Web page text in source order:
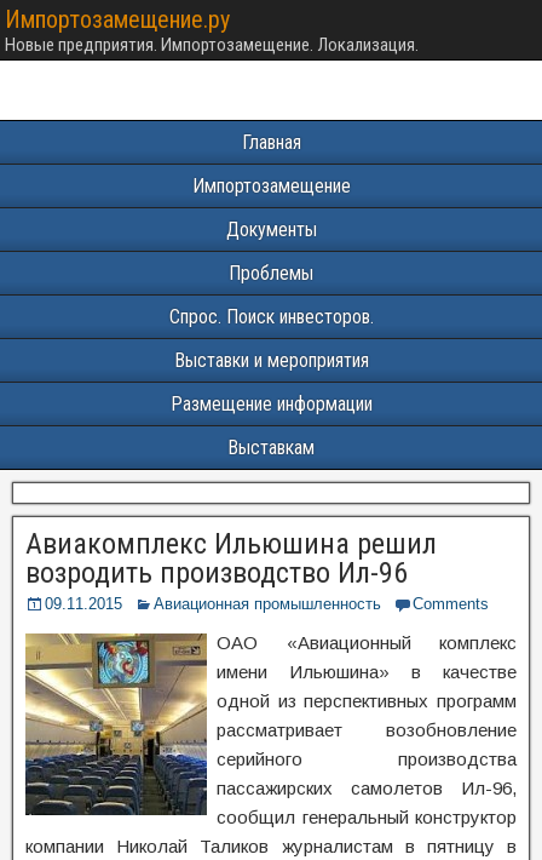
Импортозамещение.ру
Новые предприятия. Импортозамещение. Локализация.
Главная
Импортозамещение
Документы
Проблемы
Спрос. Поиск инвесторов.
Выставки и мероприятия
Размещение информации
Выставкам
Авиакомплекс Ильюшина решил
возродить производство Ил-96
09.11.2015 Авиационная промышленность Comments
ОАО «Авиационный комплекс
имени Ильюшина» в качестве
одной из перспективных программ
рассматривает возобновление
серийного производства
пассажирских самолетов Ил-96,
сообщил генеральный конструктор
компании Николай Таликов журналистам в пятницу в